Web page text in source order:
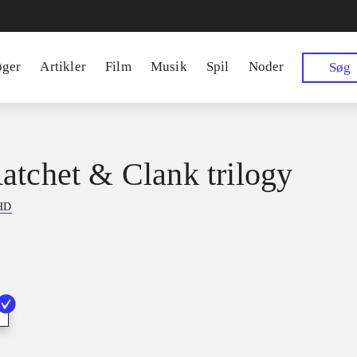
Artikler Film Musik Spil Noder Søg
& Clank trilogy